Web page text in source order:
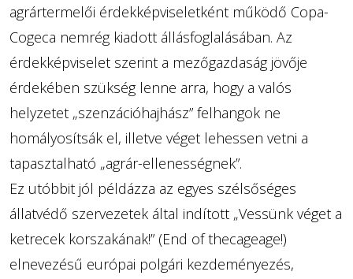
agrártermelői érdekképviseletként működő Copa-
Cogeca nemrég kiadott állásfoglalásában. Az
érdekképviselet szerint a mezőgazdaság jövője
érdekében szükség lenne arra, hogy a valós
helyzetet „szenzációhajhász” felhangok ne
homályosítsák el, illetve véget lehessen vetni a
tapasztalható „agrár-ellenességnek”.
Ez utóbbit jól példázza az egyes szélsőséges
állatvédő szervezetek által indított „Vessünk véget a
ketrecek korszakának!” (End of thecageage!)
elnevezésű európai polgári kezdeményezés,